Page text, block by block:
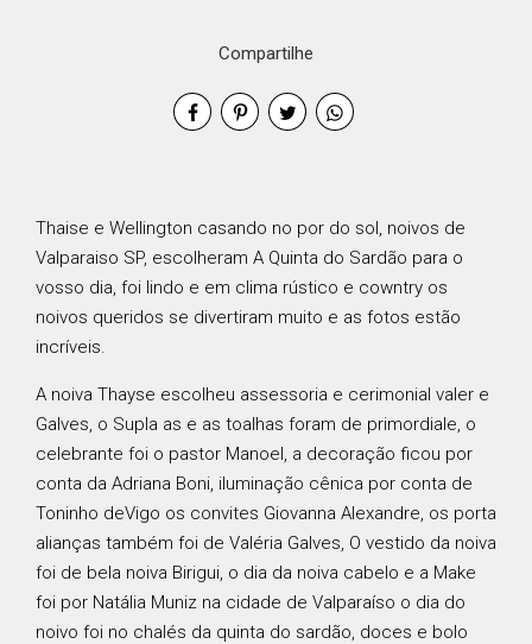
Compartilhe
Thaise e Wellington casando no por do sol, noivos de
Valparaiso SP, escolheram A Quinta do Sardão para o
vosso dia, foi lindo e em clima rústico e cowntry os
noivos queridos se divertiram muito e as fotos estão
incríveis.
A noiva Thayse escolheu assessoria e cerimonial valer e
Galves, o Supla as e as toalhas foram de primordiale, o
celebrante foi o pastor Manoel, a decoração ficou por
conta da Adriana Boni, iluminação cênica por conta de
Toninho deVigo os convites Giovanna Alexandre, os porta
alianças também foi de Valéria Galves, O vestido da noiva
foi de bela noiva Birigui, o dia da noiva cabelo e a Make
foi por Natália Muniz na cidade de Valparaíso o dia do
noivo foi no chalés da quinta do sardão, doces e bolo